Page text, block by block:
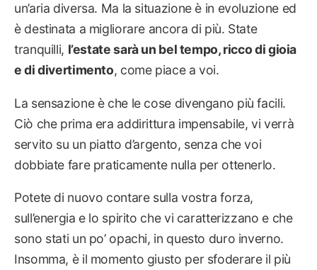
un’aria diversa. Ma la situazione è in evoluzione ed
è destinata a migliorare ancora di più. State
tranquilli, l’estate sarà un bel tempo, ricco di gioia
e di divertimento, come piace a voi.
La sensazione è che le cose divengano più facili.
Ciò che prima era addirittura impensabile, vi verrà
servito su un piatto d’argento, senza che voi
dobbiate fare praticamente nulla per ottenerlo.
Potete di nuovo contare sulla vostra forza,
sull’energia e lo spirito che vi caratterizzano e che
sono stati un po’ opachi, in questo duro inverno.
Insomma, è il momento giusto per sfoderare il più